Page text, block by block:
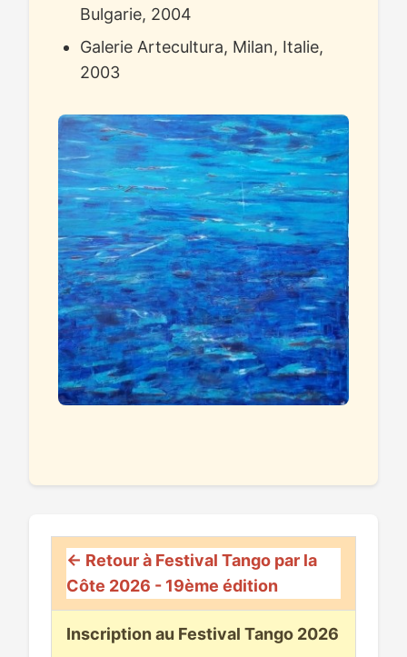
Bulgarie, 2004
Galerie Artecultura, Milan, Italie,
2003
← Retour à Festival Tango par la
Côte 2026 - 19ème édition
Inscription au Festival Tango 2026